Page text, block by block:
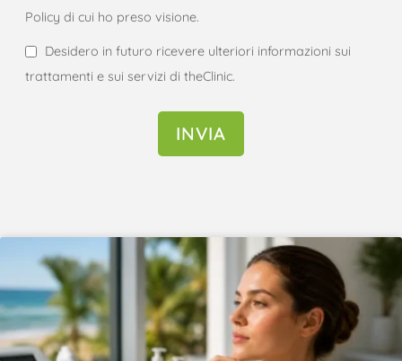
Policy di cui ho preso visione.
Desidero in futuro ricevere ulteriori informazioni sui
trattamenti e sui servizi di theClinic.
INVIA